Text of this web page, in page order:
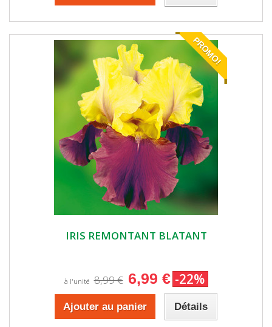
PROMO!
IRIS REMONTANT BLATANT
à l'unité 8,99 € 6,99 € -22%
Ajouter au panier Détails